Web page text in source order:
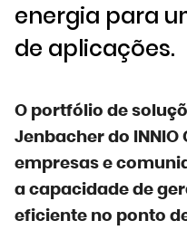
O portfólio de
Jenbacher do INNIO
empresas e
a capacidade de
eficiente no ponto
energia para
de aplicações.